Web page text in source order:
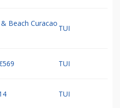
Beach Curacao
TUI
TUI
TUI